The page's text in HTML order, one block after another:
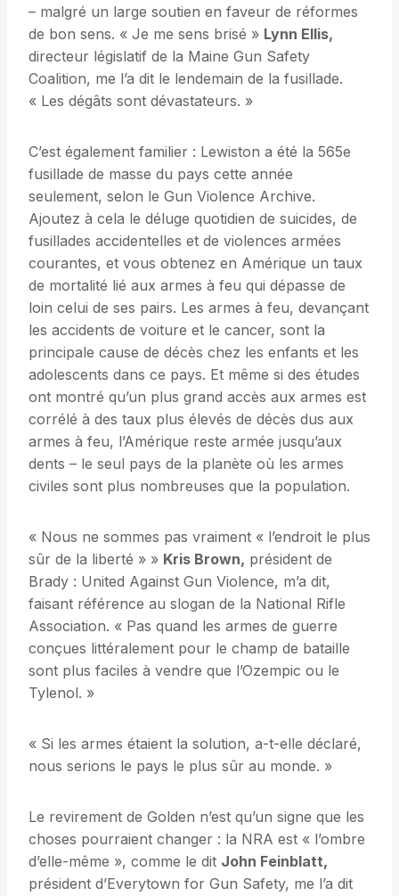
– malgré un large soutien en faveur de réformes
de bon sens. « Je me sens brisé » Lynn Ellis,
directeur législatif de la Maine Gun Safety
Coalition, me l’a dit le lendemain de la fusillade.
« Les dégâts sont dévastateurs. »
C’est également familier : Lewiston a été la 565e
fusillade de masse du pays cette année
seulement, selon le Gun Violence Archive.
Ajoutez à cela le déluge quotidien de suicides, de
fusillades accidentelles et de violences armées
courantes, et vous obtenez en Amérique un taux
de mortalité lié aux armes à feu qui dépasse de
loin celui de ses pairs. Les armes à feu, devançant
les accidents de voiture et le cancer, sont la
principale cause de décès chez les enfants et les
adolescents dans ce pays. Et même si des études
ont montré qu’un plus grand accès aux armes est
corrélé à des taux plus élevés de décès dus aux
armes à feu, l’Amérique reste armée jusqu’aux
dents – le seul pays de la planète où les armes
civiles sont plus nombreuses que la population.
« Nous ne sommes pas vraiment « l’endroit le plus
sûr de la liberté » » Kris Brown, président de
Brady : United Against Gun Violence, m’a dit,
faisant référence au slogan de la National Rifle
Association. « Pas quand les armes de guerre
conçues littéralement pour le champ de bataille
sont plus faciles à vendre que l’Ozempic ou le
Tylenol. »
« Si les armes étaient la solution, a-t-elle déclaré,
nous serions le pays le plus sûr au monde. »
Le revirement de Golden n’est qu’un signe que les
choses pourraient changer : la NRA est « l’ombre
d’elle-même », comme le dit John Feinblatt,
président d’Everytown for Gun Safety, me l’a dit